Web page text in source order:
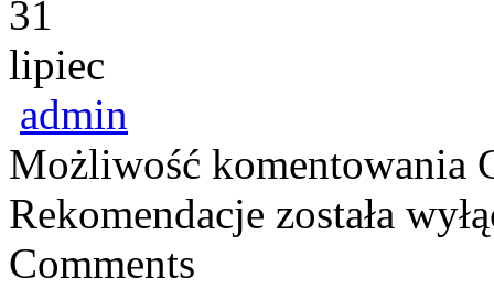
31
lipiec
admin
Możliwość komentowania
Rekomendacje została
Comments